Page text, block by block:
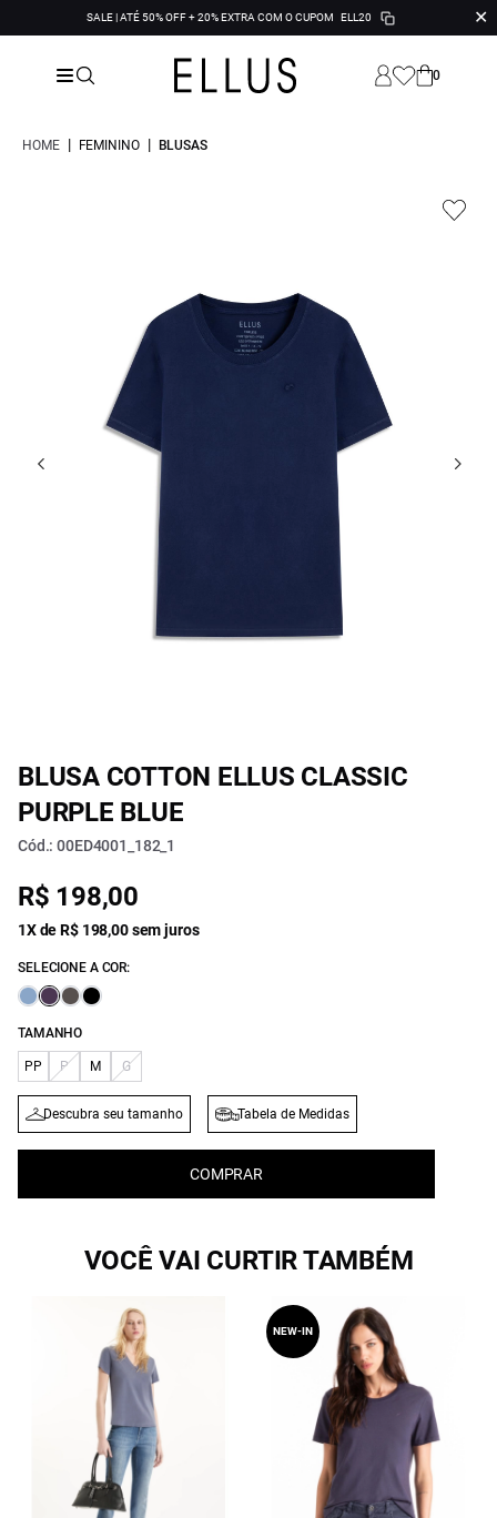
SALE | ATÉ 50% OFF + 20% EXTRA COM O CUPOM ELL20 ✕
0
HOME | FEMININO | BLUSAS
BLUSA COTTON ELLUS CLASSIC
PURPLE BLUE
Cód.: 00ED4001_182_1
R$ 198,00
1X de R$ 198,00 sem juros
SELECIONE A COR:
TAMANHO
PP P M G
Descubra seu tamanho Tabela de Medidas
COMPRAR
VOCÊ VAI CURTIR TAMBÉM
NEW-IN